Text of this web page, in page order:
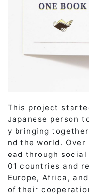
This project
Japanese person
y bringing
nd the world.
ead through
01 countries and
Europe, Africa,
of their